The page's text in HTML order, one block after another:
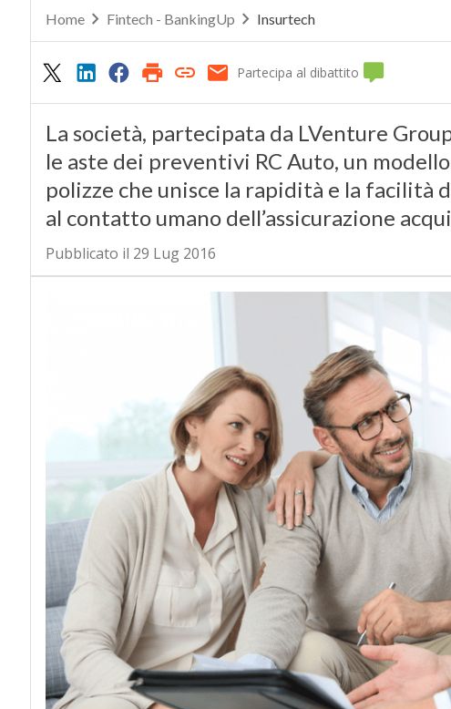
Home Fintech - BankingUp Insurtech
Partecipa al dibattito
La società, partecipata da ​LVenture
le aste dei preventivi RC Auto, un
polizze che unisce la rapidità e la facilità
al contatto umano dell’assicurazione
Pubblicato il 29 Lug 2016